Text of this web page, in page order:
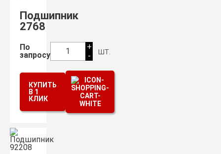
Подшипник
2768
По
запросу
1
+
-
шт.
КУПИТЬ
В 1
КЛИК